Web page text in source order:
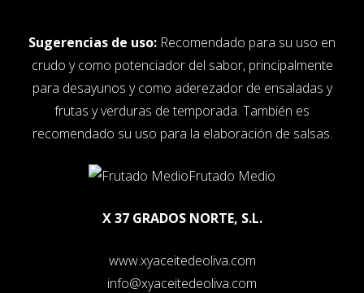
Sugerencias de uso: Recomendado para su uso en
crudo y como potenciador del sabor, principalmente
para desayunos y como aderezador de ensaladas y
frutas y verduras de temporada. También es
recomendado su uso para la elaboración de salsas.
Frutado Medio
X 37 GRADOS NORTE, S.L.
www.xyaceitedeoliva.com
info@xyaceitedeoliva.com